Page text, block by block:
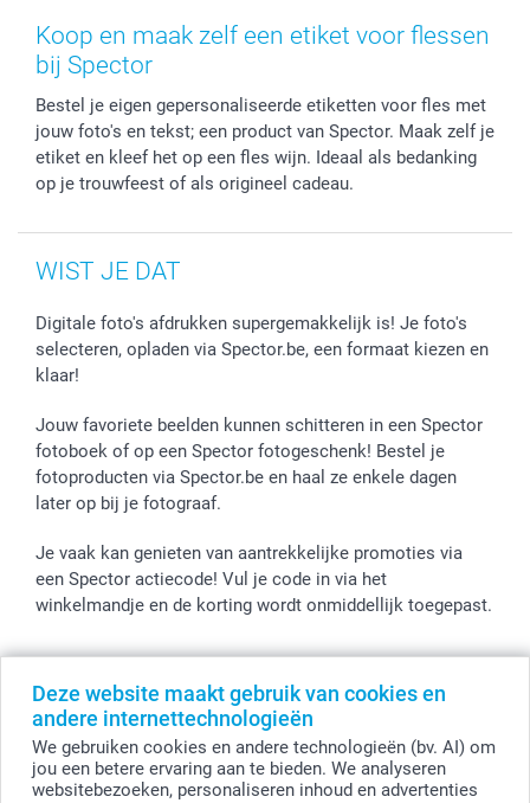
Deze website maakt gebruik van cookies en
andere internettechnologieën
We gebruiken cookies en andere technologieën (bv. AI) om
jou een betere ervaring aan te bieden. We analyseren
websitebezoeken, personaliseren inhoud en advertenties
Fotokaders, Decoratie en Snoepjes
Smartphone cases
Mijn orderstatus
Koop en maak zelf een etiket voor flessen
bij Spector
Bestel je eigen gepersonaliseerde etiketten voor fles met
jouw foto's en tekst; een product van Spector. Maak zelf je
etiket en kleef het op een fles wijn. Ideaal als bedanking
op je trouwfeest of als origineel cadeau.
WIST JE DAT
Digitale foto's afdrukken supergemakkelijk is! Je foto's
selecteren, opladen via Spector.be, een formaat kiezen en
klaar!
Jouw favoriete beelden kunnen schitteren in een Spector
fotoboek of op een Spector fotogeschenk! Bestel je
fotoproducten via Spector.be en haal ze enkele dagen
later op bij je fotograaf.
Je vaak kan genieten van aantrekkelijke promoties via
een Spector actiecode! Vul je code in via het
winkelmandje en de korting wordt onmiddellijk toegepast.
© smartphoto group. Alle rechten voorbehouden
smartphoto group NV.
Kwatrechtsteenweg 160, 9230 Wetteren, België
BTW-nummer BE 0405.706.755
Ondernemingsnummer 0405.706.755.
Alle prijzen zijn in EURO (€) inclusief BTW en exclusief verzendkosten.